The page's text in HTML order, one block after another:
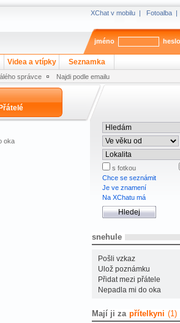
XChat v mobilu | Fotoalba |
jméno heslo
Videa a vtípky Seznamka
správce Najdi podle emailu
Přátelé
oka
s fotkou
Chce se seznámit
Je ve znamení
Na XChatu má
snehule
Pošli vzkaz
Ulož poznámku
Přidat mezi přátele
Nepadla mi do oka
Mají ji za přítelkyni (1)